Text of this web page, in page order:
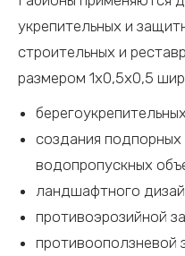
укрепительных и
строительных и
размером 1х0,5х0,5
создания
водопропускных
ландшафтного
противоэрозийной
противооползневой